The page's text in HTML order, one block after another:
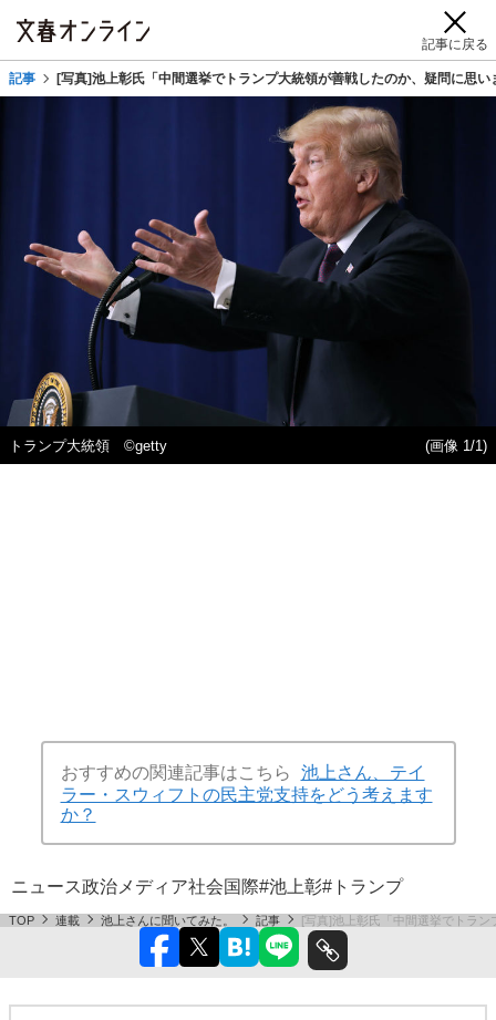
記事に戻る
記事 [写真]池上彰氏「中間選挙でトランプ大統領が善戦したのか、疑問に思い
トランプ大統領 ©getty (画像 1/1)
おすすめの関連記事はこちら
池上さん、テイ
ラー・スウィフトの民主党支持をどう考えます
か？
ニュース政治 メディア社会国際#池上彰#トランプ
TOP 連載 池上さんに聞いてみた。 記事 [写真]池上彰氏「中間選挙でトラ